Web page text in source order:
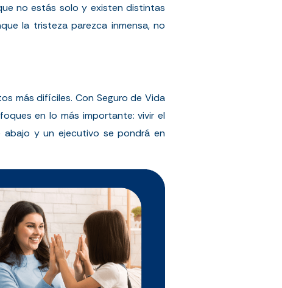
no estás solo y existen distintas
la tristeza parezca inmensa, no
más difíciles. Con Seguro de Vida
en lo más importante: vivir el
abajo y un ejecutivo se pondrá en